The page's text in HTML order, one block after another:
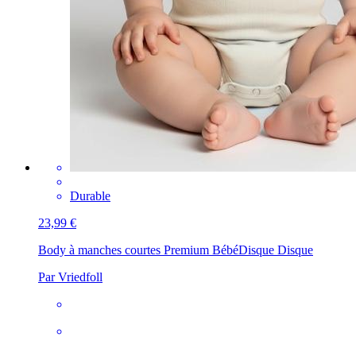
Durable
23,99 €
Body à manches courtes Premium BébéDisque Disque
Par Vriedfoll